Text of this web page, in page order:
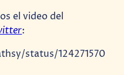
el video del
:
status/124271570